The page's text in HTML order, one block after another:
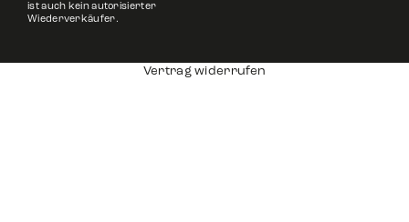
ist auch kein autorisierter
Wiederverkäufer.
Vertrag widerrufen